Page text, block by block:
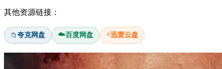
其他资源链接：
📁夸克网盘 ☁️百度网盘 ⚡迅雷云盘